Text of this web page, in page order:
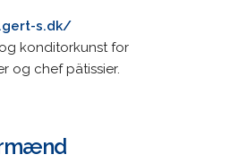
s.dk/
konditorkunst for
og chef pätissier.